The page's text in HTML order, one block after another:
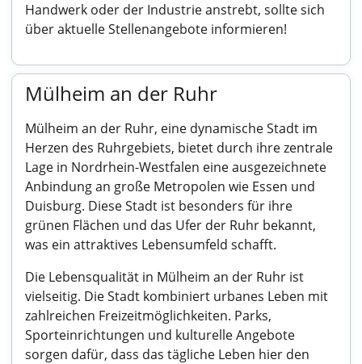
Handwerk oder der Industrie anstrebt, sollte sich
über aktuelle Stellenangebote informieren!
Mülheim an der Ruhr
Mülheim an der Ruhr, eine dynamische Stadt im
Herzen des Ruhrgebiets, bietet durch ihre zentrale
Lage in Nordrhein-Westfalen eine ausgezeichnete
Anbindung an große Metropolen wie Essen und
Duisburg. Diese Stadt ist besonders für ihre
grünen Flächen und das Ufer der Ruhr bekannt,
was ein attraktives Lebensumfeld schafft.
Die Lebensqualität in Mülheim an der Ruhr ist
vielseitig. Die Stadt kombiniert urbanes Leben mit
zahlreichen Freizeitmöglichkeiten. Parks,
Sporteinrichtungen und kulturelle Angebote
sorgen dafür, dass das tägliche Leben hier den